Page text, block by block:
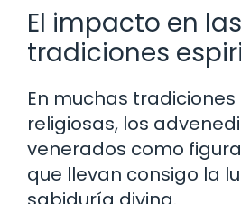
El impacto en las
tradiciones
En muchas
religiosas, los
venerados como
que llevan consigo la